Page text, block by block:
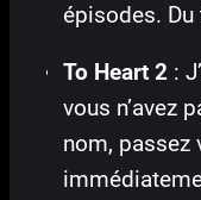
épisodes.
To Heart 2:
vous n’avez
nom, passez